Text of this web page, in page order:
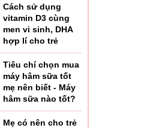
Cách sử dụng
vitamin D3 cùng
men vi sinh, DHA
hợp lí cho trẻ
Tiêu chí chọn mua
máy hâm sữa tốt
mẹ nên biết - Máy
hâm sữa nào tốt?
Mẹ có nên cho trẻ